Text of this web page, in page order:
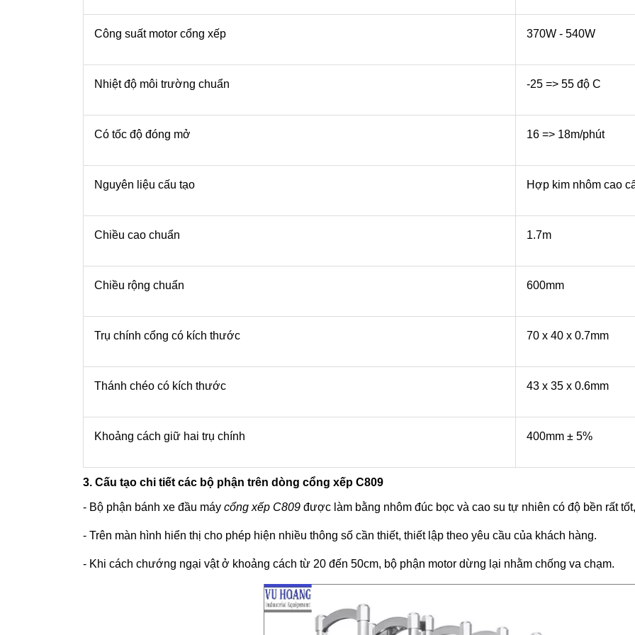
Công suất motor cổng xếp 370W - 540W
Nhiệt độ môi trường chuẩn -25 => 55 độ C
Có tốc độ đóng mở 16 => 18m/phút
Nguyên liệu cấu tạo Hợp kim nhôm cao
Chiều cao chuẩn 1.7m
Chiều rộng chuẩn 600mm
Trụ chính cổng có kích thước 70 x 40 x 0.7mm
Thánh chéo có kích thước 43 x 35 x 0.6mm
Khoảng cách giữ hai trụ chính 400mm ± 5%
3. Cấu tạo chi tiết các bộ phận trên dòng cổng xếp C809
- Bộ phận bánh xe đầu máy cổng xếp C809 được làm bằng nhôm đúc bọc và cao su tự nhiên có độ bền rất
- Trên màn hình hiển thị cho phép hiện nhiều thông số cần thiết, thiết lập theo yêu cầu của khách hàng.
- Khi cách chướng ngại vật ở khoảng cách từ 20 đến 50cm, bộ phận motor dừng lại nhằm chống va chạm.